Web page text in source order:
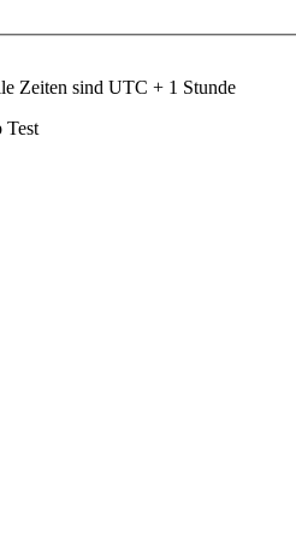
Zeiten sind UTC + 1 Stunde